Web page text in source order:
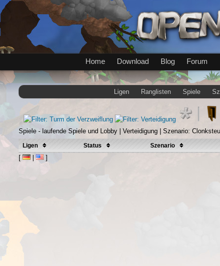
Home Download Blog Forum
Ligen Ranglisten Spiele
Spiele - laufende Spiele und Lobby | Verteidigung | Szenario:
Ligen Status Szenario
[ | ]